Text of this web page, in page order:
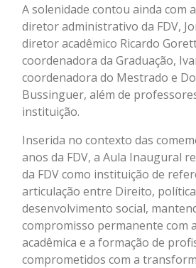
A solenidade contou ainda com
diretor administrativo da FDV,
diretor acadêmico Ricardo
coordenadora da Graduação,
coordenadora do Mestrado e
Bussinguer, além de
instituição.
Inserida no contexto das
anos da FDV, a Aula Inaugural
da FDV como instituição de
articulação entre Direito,
desenvolvimento social,
compromisso permanente com
acadêmica e a formação de
comprometidos com a